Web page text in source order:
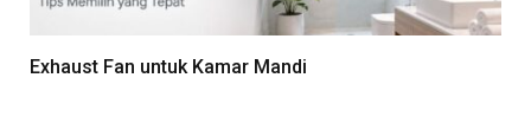
Exhaust Fan untuk Kamar Mandi